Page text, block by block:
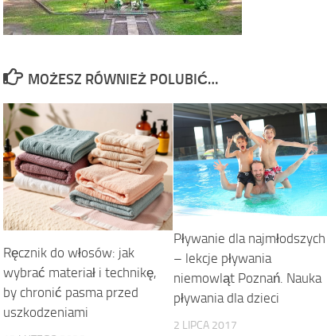
MOŻESZ RÓWNIEŻ POLUBIĆ…
Ręcznik do włosów: jak
wybrać materiał i technikę,
by chronić pasma przed
uszkodzeniami
Pływanie dla najmłodszych
– lekcje pływania
niemowląt Poznań. Nauka
pływania dla dzieci
2 LIPCA 2017